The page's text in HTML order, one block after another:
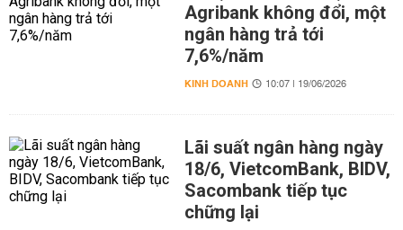
Agribank không đổi, một
ngân hàng trả tới
7,6%/năm
KINH DOANH 10:07 | 19/06/2026
Lãi suất ngân hàng ngày
18/6, VietcomBank, BIDV,
Sacombank tiếp tục
chững lại